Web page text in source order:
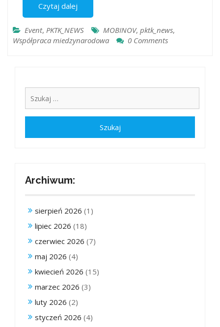
Czytaj dalej
Event, PKTK_NEWS MOBINOV, pktk_news,
Współpraca miedzynarodowa
0 Comments
Archiwum:
sierpień 2026 (1)
lipiec 2026 (18)
czerwiec 2026 (7)
maj 2026 (4)
kwiecień 2026 (15)
marzec 2026 (3)
luty 2026 (2)
styczeń 2026 (4)